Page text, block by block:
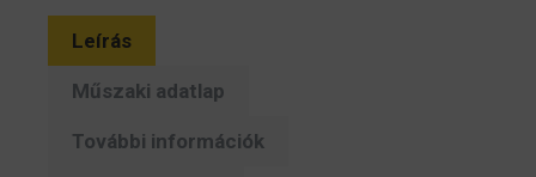
Leírás
Műszaki adatlap
További információk